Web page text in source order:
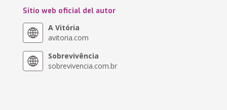
Sitio web oficial del autor
A Vitória
avitoria.com
Sobrevivência
sobrevivencia.com.br